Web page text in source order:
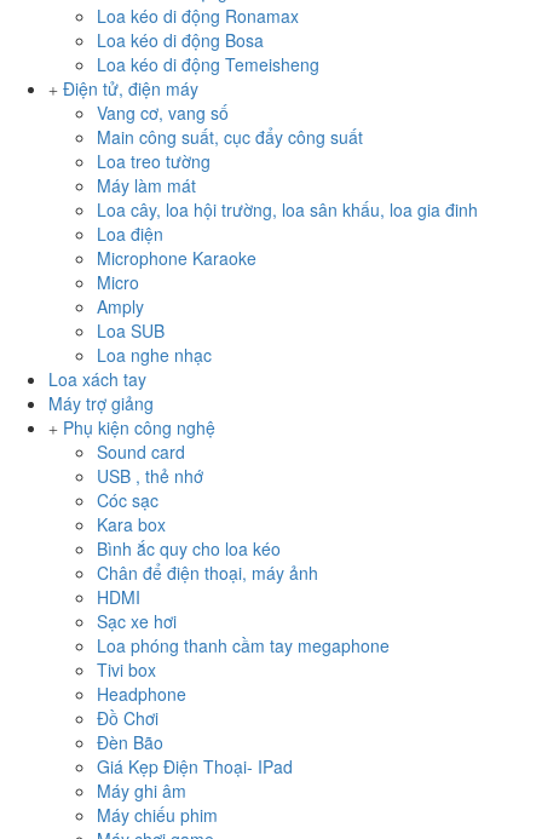
Loa kéo di động Ronamax
Loa kéo di động Bosa
Loa kéo di động Temeisheng
Điện tử, điện máy
Vang cơ, vang số
Main công suất, cục đẩy công suất
Loa treo tường
Máy làm mát
Loa cây, loa hội trường, loa sân khấu, loa gia đinh
Loa điện
Microphone Karaoke
Micro
Amply
Loa SUB
Loa nghe nhạc
Loa xách tay
Máy trợ giảng
Phụ kiện công nghệ
Sound card
USB , thẻ nhớ
Cóc sạc
Kara box
Bình ắc quy cho loa kéo
Chân để điện thoại, máy ảnh
HDMI
Sạc xe hơi
Loa phóng thanh cầm tay megaphone
Tivi box
Headphone
Đồ Chơi
Đèn Bão
Giá Kẹp Điện Thoại- IPad
Máy ghi âm
Máy chiếu phim